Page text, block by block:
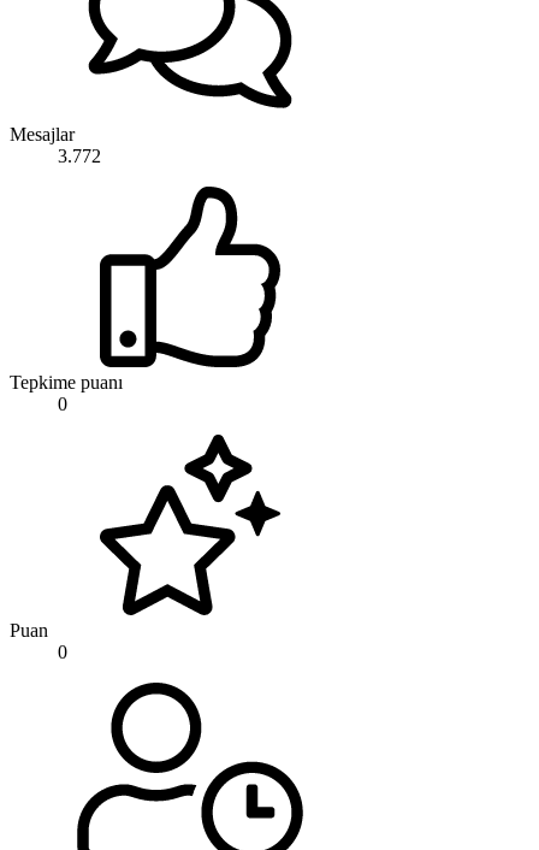
Mesajlar
3.772
Tepkime puanı
0
Puan
0